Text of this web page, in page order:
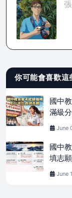
你可能會喜歡這
國中
滿級分
June
國中
填志
June